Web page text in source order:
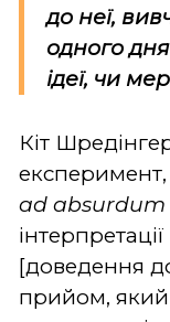
до неї,
одного
ідеї, чи
Кіт
ad absurdum
[доведення
прийом, який